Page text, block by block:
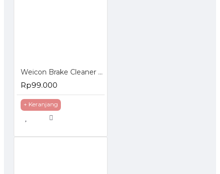
Weicon Brake Cleaner 500 ml Pembersih Multifungsi Otomotif
Rp99.000
+ Keranjang